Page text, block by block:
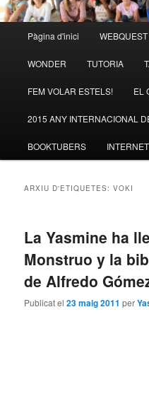
principal
Aneu
al
contingut
Aneu
al
contingut
Pàgina d'inici
WONDER TUTORIA
FEM VOLAR ESTELS! EL
2015 ANY INTERNACIONAL
BOOKTUBERS
ARXIU D'ETIQUETES:VOKI
La Yasmine ha
Monstruo y la
de Alfredo
Publicat el23 maig 2011 per